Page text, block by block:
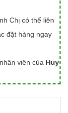
Chị có thể liên
đặt hàng ngay
viên của Huy